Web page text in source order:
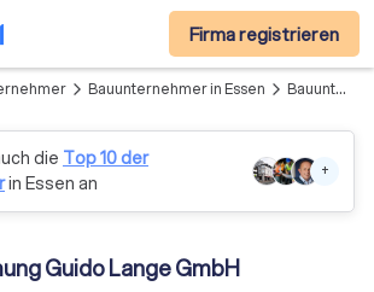
Firma registrieren
arrow_forward_ios Bauunternehmer in Essen arrow_forward_ios Bauunternehmung Guido Lange GmbH
die Top 10 der
in Essen an
+
Guido Lange GmbH